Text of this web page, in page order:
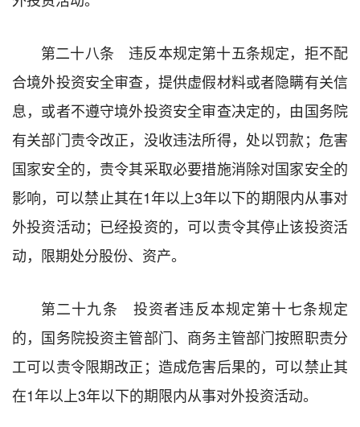
第二十八条 违反本规定第十五条规定，拒不配
合境外投资安全审查，提供虚假材料或者隐瞒有关信
息，或者不遵守境外投资安全审查决定的，由国务院
有关部门责令改正，没收违法所得，处以罚款；危害
国家安全的，责令其采取必要措施消除对国家安全的
影响，可以禁止其在1年以上3年以下的期限内从事对
外投资活动；已经投资的，可以责令其停止该投资活
动，限期处分股份、资产。
第二十九条 投资者违反本规定第十七条规定
的，国务院投资主管部门、商务主管部门按照职责分
工可以责令限期改正；造成危害后果的，可以禁止其
在1年以上3年以下的期限内从事对外投资活动。